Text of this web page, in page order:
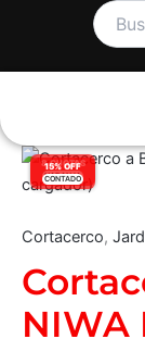
8 CUOTAS
NARANJA
15% OFF
CONTADO
Cortacerco,
NIWA
Cortacerco
Batería
BCW-
–